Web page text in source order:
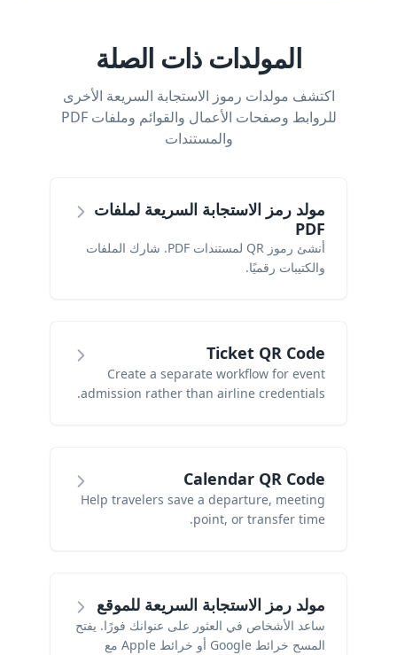
المولدات ذات الصلة
اكتشف مولدات رموز الاستجابة السريعة الأخرى
للروابط وصفحات الأعمال والقوائم وملفات PDF
والمستندات
مولد رمز الاستجابة السريعة لملفات
PDF
أنشئ رموز QR لمستندات PDF. شارك الملفات
والكتيبات رقميًا.
Ticket QR Code
Create a separate workflow for event
admission rather than airline credentials.
Calendar QR Code
Help travelers save a departure, meeting
point, or transfer time.
مولد رمز الاستجابة السريعة للموقع
ساعد الأشخاص في العثور على عنوانك فورًا. يفتح
المسح خرائط Google أو خرائط Apple مع